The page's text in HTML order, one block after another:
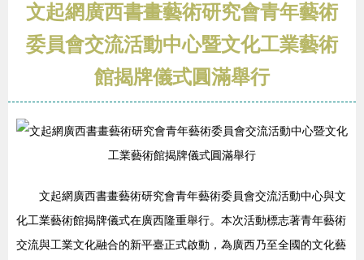
文起網廣西書畫藝術研究會青年藝術
委員會交流活動中心暨文化工業藝術
館揭牌儀式圓滿舉行
文起網廣西書畫藝術研究會青年藝術委員會交流活動中心與文
化工業藝術館揭牌儀式在廣西隆重舉行。本次活動標志著青年藝術
交流與工業文化融合的新平臺正式啟動，為廣西乃至全國的文化藝